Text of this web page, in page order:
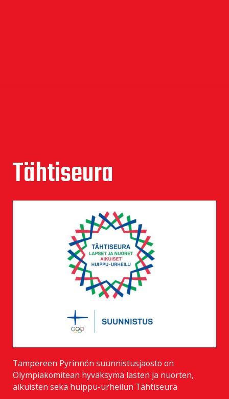
Tähtiseura
Tampereen Pyrinnön suunnistusjaosto on
Olympiakomitean hyväksymä lasten ja nuorten,
aikuisten sekä huippu-urheilun Tähtiseura